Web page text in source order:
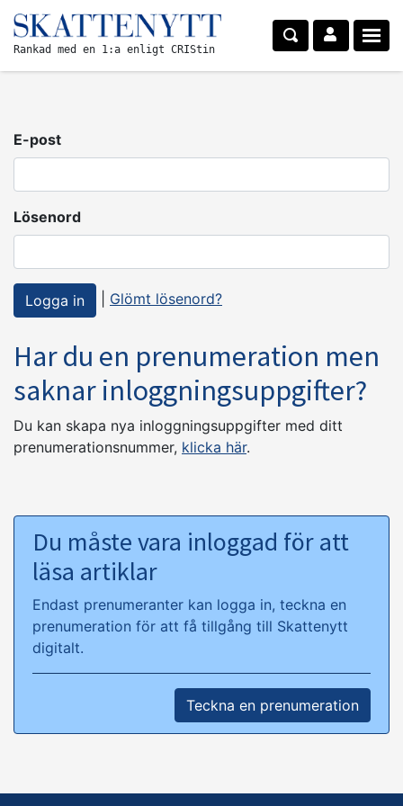
Rankad med en 1:a enligt CRIStin
E-post
Lösenord
Glömt lösenord?
Har du en prenumeration men
saknar inloggningsuppgifter?
Du kan skapa nya inloggningsuppgifter med ditt
prenumerationsnummer, klicka här.
Du måste vara inloggad för att
läsa artiklar
Endast prenumeranter kan logga in, teckna en
prenumeration för att få tillgång till Skattenytt
digitalt.
Teckna en prenumeration